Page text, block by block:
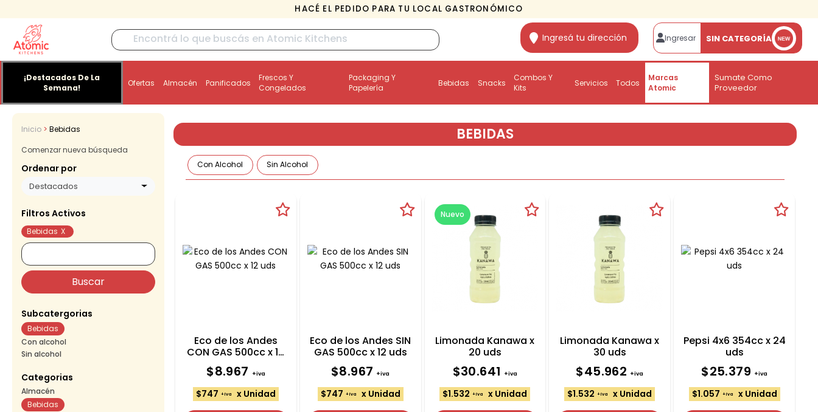
HACÉ EL PEDIDO PARA TU LOCAL GASTRONÓMICO
Ingresá tu dirección Ingresar SIN CATEGORÍA
¡Destacados De La
Semana!
Ofertas Almacén Panificados
Frescos Y
Congelados
Packaging Y
Papelería
Bebidas Snacks
Combos Y
Kits
Servicios Todos
Marcas
Atomic
Sumate Como
Proveedor
Inicio
Bebidas
Comenzar nueva búsqueda
Ordenar por
Destacados
Filtros Activos
Bebidas X
Subcatergorias
Bebidas
Con alcohol
Sin alcohol
Categorias
Almacén
Bebidas
BEBIDAS
Con Alcohol Sin Alcohol
Eco de los Andes
CON GAS 500cc x 12
uds
$8.967 +iva
$747 +iva x Unidad
Eco de los Andes SIN
GAS 500cc x 12 uds
$8.967 +iva
$747 +iva x Unidad
Nuevo
Limonada Kanawa x
20 uds
$30.641 +iva
$1.532 +iva x Unidad
Limonada Kanawa x
30 uds
$45.962 +iva
$1.532 +iva x Unidad
Pepsi 4x6 354cc x 24
uds
$25.379 +iva
$1.057 +iva x Unidad